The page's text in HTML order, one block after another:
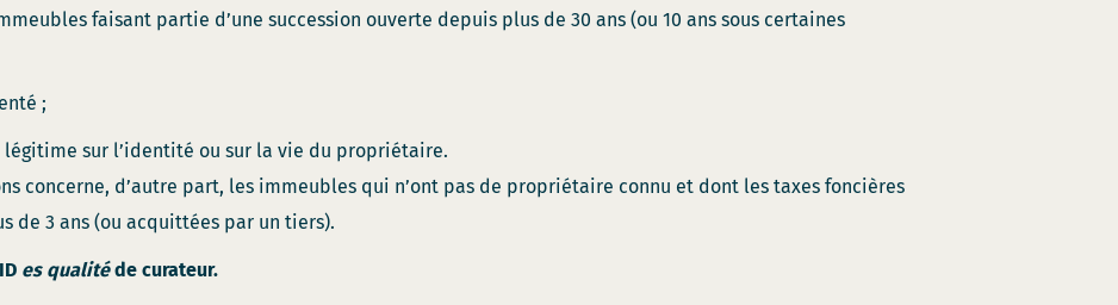
faisant partie d’une succession ouverte depuis plus de 30 ans (ou 10 ans sous certaines
;
légitime sur l’identité ou sur la vie du propriétaire.
concerne, d’autre part, les immeubles qui n’ont pas de propriétaire connu et dont les taxes foncières
de 3 ans (ou acquittées par un tiers).
es qualitéde curateur.